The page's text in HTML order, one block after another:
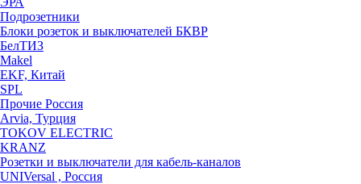
Подрозетники
Блоки розеток и выключателей БКВР
БелТИЗ
Makel
EKF, Китай
SPL
Прочие Россия
Arvia, Турция
TOKOV ELECTRIC
KRANZ
Розетки и выключатели для кабель-каналов
UNIVersal , Россия